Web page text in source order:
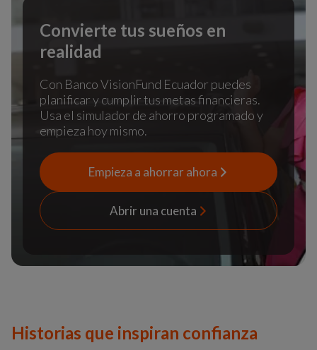
Convierte tus sueños en
realidad
Con Banco VisionFund Ecuador puedes
planificar y cumplir tus metas financieras.
Usa el simulador de ahorro programado y
empieza hoy mismo.
Empieza a ahorrar ahora
Abrir una cuenta
Historias que inspiran confianza